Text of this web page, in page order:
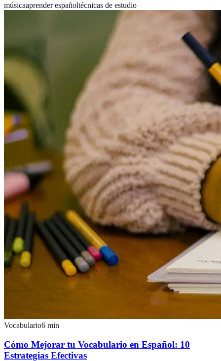
músicaaprender españoltécnicas de estudio
Vocabulario6 min
Cómo Mejorar tu Vocabulario en Español: 10
Estrategias Efectivas